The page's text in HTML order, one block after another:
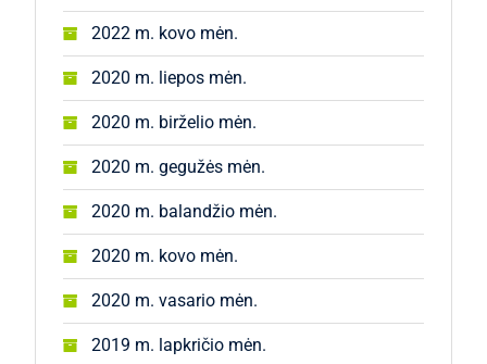
2022 m. kovo mėn.
2020 m. liepos mėn.
2020 m. birželio mėn.
2020 m. gegužės mėn.
2020 m. balandžio mėn.
2020 m. kovo mėn.
2020 m. vasario mėn.
2019 m. lapkričio mėn.